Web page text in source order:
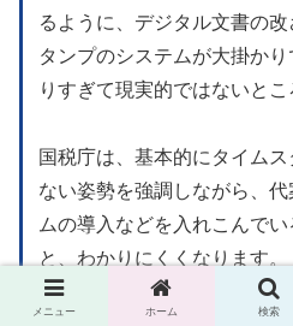
るように、デジタル文書の
タンプのシステムが大掛か
りすぎて現実的ではないとこ
国税庁は、基本的にタイム
ない姿勢を強調しながら、
ムの導入などを入れこんで
と、わかりにくくなります。
メニュー ホーム 検索